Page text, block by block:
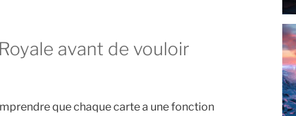
que chaque carte a une fonction